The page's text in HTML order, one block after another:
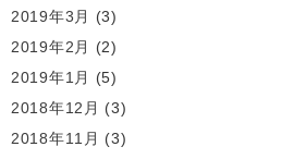
2019年3月
(3)
2019年2月
(2)
2019年1月
(5)
2018年12月 (3)
2018年11月 (3)